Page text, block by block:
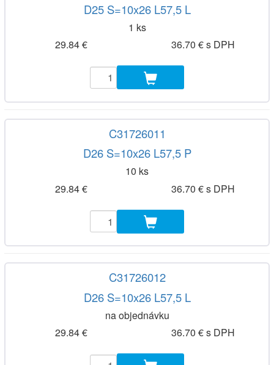
D25 S=10x26 L57,5 L
1 ks
29.84 €
36.70 € s DPH
C31726011
D26 S=10x26 L57,5 P
10 ks
29.84 €
36.70 € s DPH
C31726012
D26 S=10x26 L57,5 L
na objednávku
29.84 €
36.70 € s DPH